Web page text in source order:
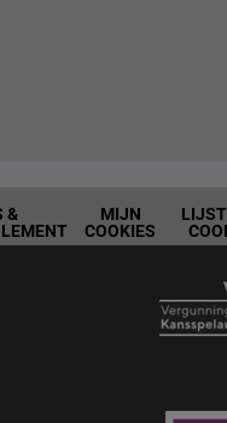
&
MIJN
COOKIES